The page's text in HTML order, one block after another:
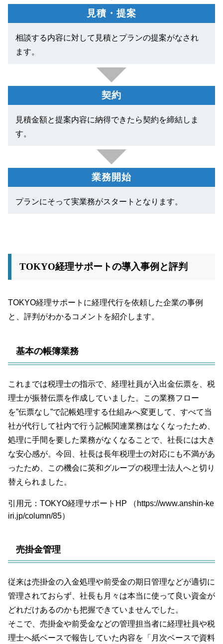
見積・提案
相談する内容に対して見積とプランの提案がなされ
ます。
契約
見積金額と提案内容に納得できたら契約を締結しま
す。
業務開始
プランにそって実業務がスタートとなります。
TOKYO経理サポートの導入事例と評判
TOKYO経理サポートに経理代行を依頼した企業の事例
と、評判がわかるコメントを紹介します。
基本の帳簿業務
これまでは税理士の指示で、経理社員が入出金伝票を、税
理士が振替伝票を作成していました。この業務フロー
を”伝票なし”で記帳処理する仕組みへ変更して、すべて当
社が代行して社内で行う記帳関連業務はなくなったため、
処理に手間を要した業務がなくなることで、社長には大き
な安心感が。今回、社長は長年税理士の対応にも不満があ
ったため、この機会に英和グループの税理士法人へと切り
替えられました。
引用元：TOKYO経理サポートHP （https://www.anshin-ke
iri.jp/column/85）
売掛金管理
従来は売掛金の入金処理や前受金の期日管理などが適切に
管理されておらず、社長も月々は本当に使って良い資金が
どれだけあるのかも把握できていませんでした。
そこで、売掛金や前受金などの管理担当者に経理社員や税
理士へ紙ベースで報告していた内容を「月次ベースで資料